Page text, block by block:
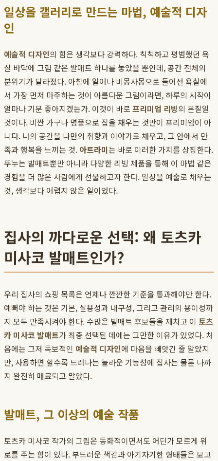
일상을 갤러리로 만드는 마법, 예술적 디자
인
예술적 디자인의 힘은 생각보다 강력하다. 칙칙하고 평범했던 욕
실 바닥에 그림 같은 발매트 하나를 놓았을 뿐인데, 공간 전체의
분위기가 달라졌다. 아침에 일어나 비몽사몽으로 들어선 욕실에
서 가장 먼저 마주하는 것이 아름다운 그림이라면, 하루의 시작이
얼마나 기분 좋아지겠는가. 이것이 바로 프리미엄 리빙의 본질일
것이다. 비싼 가구나 명품으로 집을 채우는 것만이 프리미엄이 아
니다. 나의 공간을 나만의 취향과 이야기로 채우고, 그 안에서 만
족과 행복을 느끼는 것. 아트라미는 바로 이러한 가치를 상징한다.
뚜누는 발매트뿐만 아니라 다양한 리빙 제품을 통해 이 마법 같은
경험을 더 많은 사람에게 선물하고자 한다. 일상을 예술로 채우는
것, 생각보다 어렵지 않은 일이었다.
집사의 까다로운 선택: 왜 토츠카
미사코 발매트인가?
우리 집사의 쇼핑 목록은 언제나 깐깐한 기준을 통과해야만 한다.
예뻐야 하는 것은 기본, 실용성과 내구성, 그리고 관리의 용이성까
지 모두 만족시켜야 한다. 수많은 발매트 후보들을 제치고 이 토츠
카 미사코 발매트가 최종 선택된 데에는 그만한 이유가 있었다. 처
음에는 그저 독보적인 예술적 디자인에 마음을 빼앗긴 줄 알았지
만, 사용하면 할수록 드러나는 놀라운 기능성에 집사는 물론 나까
지 완전히 매료되고 말았다.
발매트, 그 이상의 예술 작품
토츠카 미사코 작가의 그림은 동화적이면서도 어딘가 모르게 위
로를 주는 힘이 있다. 부드러운 색감과 아기자기한 형태들은 보고